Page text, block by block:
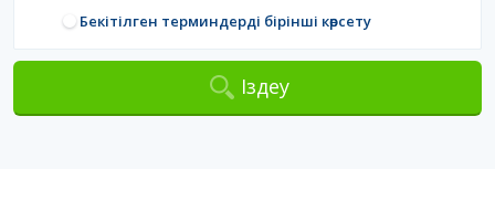
Бекітілген терминдерді бірінші көрсету
Іздеу